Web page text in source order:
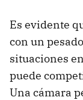
Es evidente
con un
situaciones
puede
Una cámara